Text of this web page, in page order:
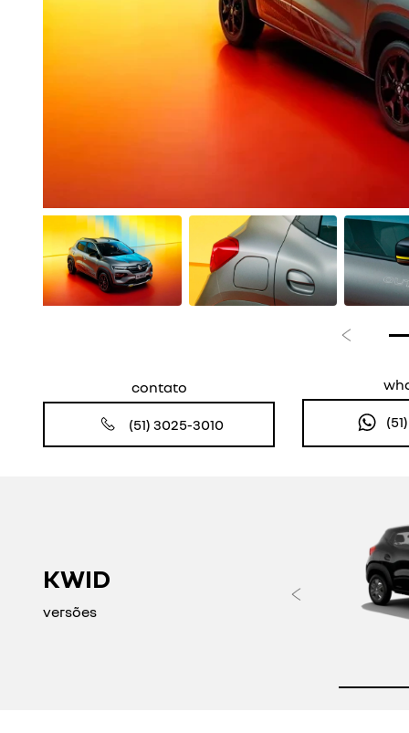
Anterior
contato
(51) 3025-3010
KWID
versões